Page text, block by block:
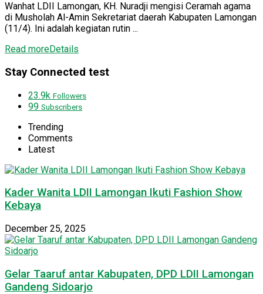
Wanhat LDII Lamongan, KH. Nuradji mengisi Ceramah agama
di Musholah Al-Amin Sekretariat daerah Kabupaten Lamongan
(11/4). Ini adalah kegiatan rutin ...
Read moreDetails
Stay Connected test
23.9k Followers
99 Subscribers
Trending
Comments
Latest
Kader Wanita LDII Lamongan Ikuti Fashion Show
Kebaya
December 25, 2025
Gelar Taaruf antar Kabupaten, DPD LDII Lamongan
Gandeng Sidoarjo